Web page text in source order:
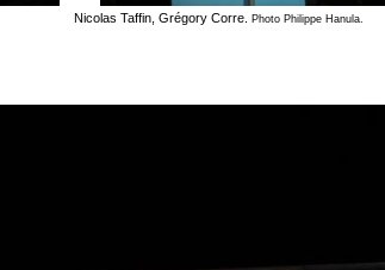
Nicolas Taffin, Grégory Corre. Photo Philippe Hanula.